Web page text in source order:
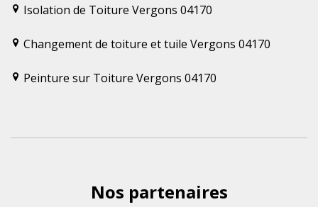
Isolation de Toiture Vergons 04170
Changement de toiture et tuile Vergons 04170
Peinture sur Toiture Vergons 04170
Nos partenaires